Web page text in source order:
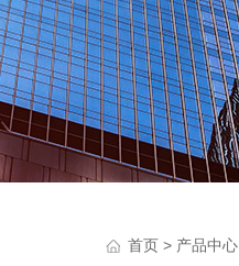
首页 > 产品中心